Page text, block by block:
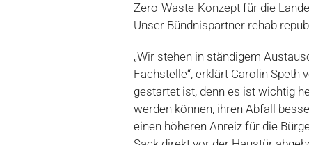
Zero-Waste-Konzept für die
Unser Bündnispartner rehab
„Wir stehen in ständigem
Fachstelle“, erklärt Carolin Speth
gestartet ist, denn es ist wichtig
werden können, ihren Abfall
einen höheren Anreiz für die